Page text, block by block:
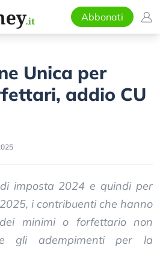
Abbonati
Unica per
addio CU
imposta 2024 e quindi per
i contribuenti che hanno
minimi o forfettario non
gli adempimenti per la